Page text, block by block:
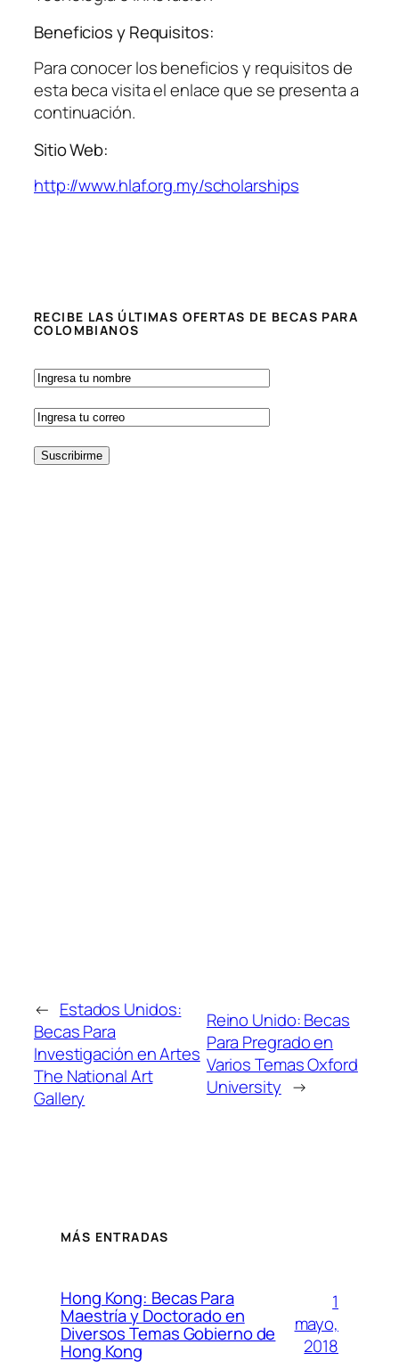
Beneficios y Requisitos:
Para conocer los beneficios y requisitos de
esta beca visita el enlace que se presenta a
continuación.
Sitio Web:
http://www.hlaf.org.my/scholarships
RECIBE LAS ÚLTIMAS OFERTAS DE BECAS PARA
COLOMBIANOS
← Estados Unidos:
Becas Para
Investigación en Artes
The National Art
Gallery
Reino Unido: Becas
Para Pregrado en
Varios Temas Oxford
University →
MÁS ENTRADAS
Hong Kong: Becas Para
Maestría y Doctorado en
Diversos Temas Gobierno de
Hong Kong
1
mayo,
2018